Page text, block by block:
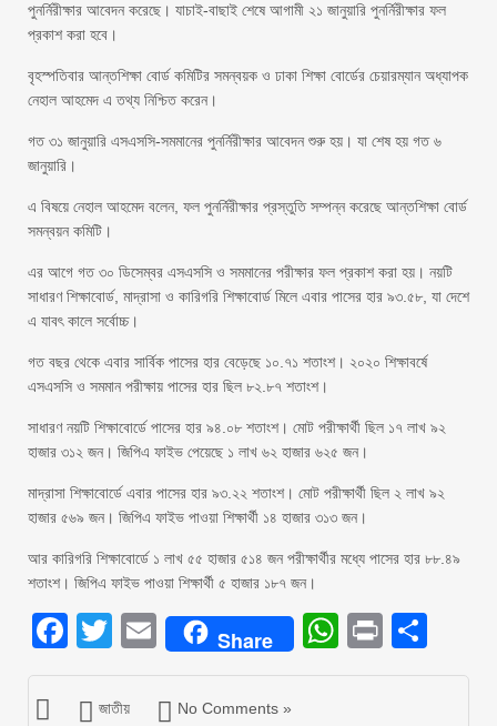
পুনর্নিরীক্ষার আবেদন করেছে। যাচাই-বাছাই শেষে আগামী ২১ জানুয়ারি পুনর্নিরীক্ষার ফল
প্রকাশ করা হবে।
বৃহস্পতিবার আন্তশিক্ষা বোর্ড কমিটির সমন্বয়ক ও ঢাকা শিক্ষা বোর্ডের চেয়ারম্যান অধ্যাপক
নেহাল আহমেদ এ তথ্য নিশ্চিত করেন।
গত ৩১ জানুয়ারি এসএসসি-সমমানের পুনর্নিরীক্ষার আবেদন শুরু হয়। যা শেষ হয় গত ৬
জানুয়ারি।
এ বিষয়ে নেহাল আহমেদ বলেন, ফল পুনর্নিরীক্ষার প্রস্তুতি সম্পন্ন করেছে আন্তশিক্ষা বোর্ড
সমন্বয়ন কমিটি।
এর আগে গত ৩০ ডিসেম্বর এসএসসি ও সমমানের পরীক্ষার ফল প্রকাশ করা হয়। নয়টি
সাধারণ শিক্ষাবোর্ড, মাদ্রাসা ও কারিগরি শিক্ষাবোর্ড মিলে এবার পাসের হার ৯৩.৫৮, যা দেশে
এ যাবৎ কালে সর্বোচ্চ।
গত বছর থেকে এবার সার্বিক পাসের হার বেড়েছে ১০.৭১ শতাংশ। ২০২০ শিক্ষাবর্ষে
এসএসসি ও সমমান পরীক্ষায় পাসের হার ছিল ৮২.৮৭ শতাংশ।
সাধারণ নয়টি শিক্ষাবোর্ডে পাসের হার ৯৪.০৮ শতাংশ। মোট পরীক্ষার্থী ছিল ১৭ লাখ ৯২
হাজার ৩১২ জন। জিপিএ ফাইভ পেয়েছে ১ লাখ ৬২ হাজার ৬২৫ জন।
মাদ্রাসা শিক্ষাবোর্ডে এবার পাসের হার ৯৩.২২ শতাংশ। মোট পরীক্ষার্থী ছিল ২ লাখ ৯২
হাজার ৫৬৯ জন। জিপিএ ফাইভ পাওয়া শিক্ষার্থী ১৪ হাজার ৩১৩ জন।
আর কারিগরি শিক্ষাবোর্ডে ১ লাখ ৫৫ হাজার ৫১৪ জন পরীক্ষার্থীর মধ্যে পাসের হার ৮৮.৪৯
শতাংশ। জিপিএ ফাইভ পাওয়া শিক্ষার্থী ৫ হাজার ১৮৭ জন।
Facebook
Twitter
EmailShare Print
জাতীয় No Comments »